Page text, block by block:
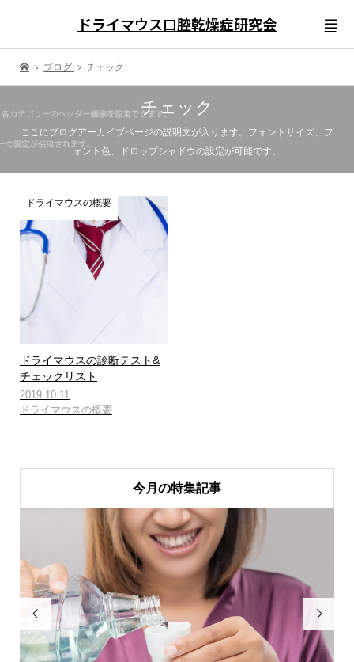
ドライマウス口腔乾燥症研究会
ブログ チェック
チェック
ここにブログアーカイブページの説明文が入ります。フォントサイズ、フ
ォント色、ドロップシャドウの設定が可能です。
ドライマウスの概要
ドライマウスの診断テスト&
チェックリスト
2019.10.11
ドライマウスの概要
今月の特集記事
 